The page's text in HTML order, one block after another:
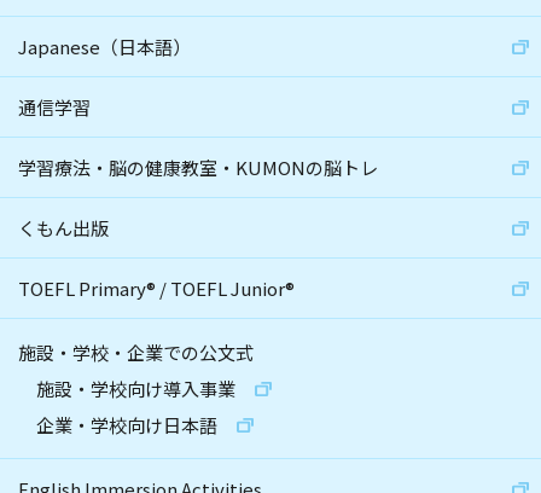
Japanese（日本語）
通信学習
学習療法・脳の健康教室・KUMONの脳トレ
くもん出版
TOEFL Primary® /TOEFL Junior®
施設・学校・企業での公文式
施設・学校向け導入事業
企業・学校向け日本語